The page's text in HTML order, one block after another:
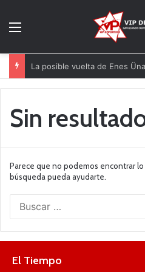
La posible vuelta de Enes
Sin
Parece que no podemos encontrar
búsqueda pueda ayudarte.
El Tiempo